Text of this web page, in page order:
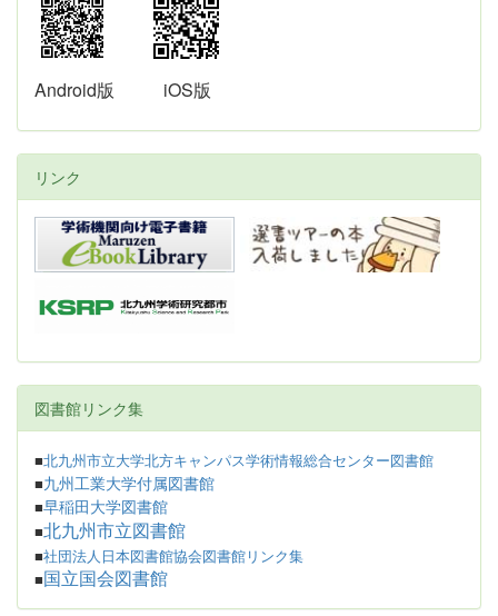
Android版 iOS版
リンク
図書館リンク集
■北九州市立大学北方キャンパス学術情報総合センター図書館
■九州工業大学付属図書館
■早稲田大学図書館
■北九州市立図書館
■社団法人日本図書館協会図書館リンク集
■ 国立国会図書館